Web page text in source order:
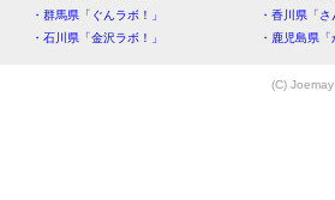
・群馬県「ぐんラボ！」
・香川県「
・石川県「金沢ラボ！」
・鹿児島県
(C)